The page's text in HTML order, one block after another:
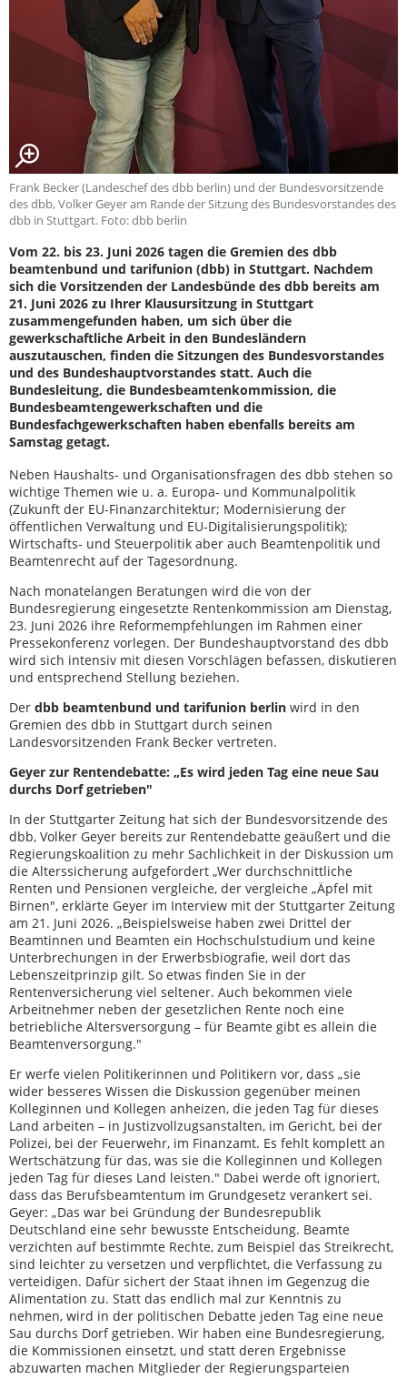
Frank Becker (Landeschef des dbb berlin) und der Bundesvorsitzende
des dbb, Volker Geyer am Rande der Sitzung des Bundesvorstandes des
dbb in Stuttgart. Foto: dbb berlin
Vom 22. bis 23. Juni 2026 tagen die Gremien des dbb
beamtenbund und tarifunion (dbb) in Stuttgart. Nachdem
sich die Vorsitzenden der Landesbünde des dbb bereits am
21. Juni 2026 zu Ihrer Klausursitzung in Stuttgart
zusammengefunden haben, um sich über die
gewerkschaftliche Arbeit in den Bundesländern
auszutauschen, finden die Sitzungen des Bundesvorstandes
und des Bundeshauptvorstandes statt. Auch die
Bundesleitung, die Bundesbeamtenkommission, die
Bundesbeamtengewerkschaften und die
Bundesfachgewerkschaften haben ebenfalls bereits am
Samstag getagt.
Neben Haushalts- und Organisationsfragen des dbb stehen so
wichtige Themen wie u. a. Europa- und Kommunalpolitik
(Zukunft der EU-Finanzarchitektur; Modernisierung der
öffentlichen Verwaltung und EU-Digitalisierungspolitik);
Wirtschafts- und Steuerpolitik aber auch Beamtenpolitik und
Beamtenrecht auf der Tagesordnung.
Nach monatelangen Beratungen wird die von der
Bundesregierung eingesetzte Rentenkommission am Dienstag,
23. Juni 2026 ihre Reformempfehlungen im Rahmen einer
Pressekonferenz vorlegen. Der Bundeshauptvorstand des dbb
wird sich intensiv mit diesen Vorschlägen befassen, diskutieren
und entsprechend Stellung beziehen.
Der dbb beamtenbund und tarifunion berlin wird in den
Gremien des dbb in Stuttgart durch seinen
Landesvorsitzenden Frank Becker vertreten.
Geyer zur Rentendebatte: „Es wird jeden Tag eine neue Sau
durchs Dorf getrieben"
In der Stuttgarter Zeitung hat sich der Bundesvorsitzende des
dbb, Volker Geyer bereits zur Rentendebatte geäußert und die
Regierungskoalition zu mehr Sachlichkeit in der Diskussion um
die Alterssicherung aufgefordert „Wer durchschnittliche
Renten und Pensionen vergleiche, der vergleiche „Äpfel mit
Birnen", erklärte Geyer im Interview mit der Stuttgarter Zeitung
am 21. Juni 2026. „Beispielsweise haben zwei Drittel der
Beamtinnen und Beamten ein Hochschulstudium und keine
Unterbrechungen in der Erwerbsbiografie, weil dort das
Lebenszeitprinzip gilt. So etwas finden Sie in der
Rentenversicherung viel seltener. Auch bekommen viele
Arbeitnehmer neben der gesetzlichen Rente noch eine
betriebliche Altersversorgung – für Beamte gibt es allein die
Beamtenversorgung."
Er werfe vielen Politikerinnen und Politikern vor, dass „sie
wider besseres Wissen die Diskussion gegenüber meinen
Kolleginnen und Kollegen anheizen, die jeden Tag für dieses
Land arbeiten – in Justizvollzugsanstalten, im Gericht, bei der
Polizei, bei der Feuerwehr, im Finanzamt. Es fehlt komplett an
Wertschätzung für das, was sie die Kolleginnen und Kollegen
jeden Tag für dieses Land leisten." Dabei werde oft ignoriert,
dass das Berufsbeamtentum im Grundgesetz verankert sei.
Geyer: „Das war bei Gründung der Bundesrepublik
Deutschland eine sehr bewusste Entscheidung. Beamte
verzichten auf bestimmte Rechte, zum Beispiel das Streikrecht,
sind leichter zu versetzen und verpflichtet, die Verfassung zu
verteidigen. Dafür sichert der Staat ihnen im Gegenzug die
Alimentation zu. Statt das endlich mal zur Kenntnis zu
nehmen, wird in der politischen Debatte jeden Tag eine neue
Sau durchs Dorf getrieben. Wir haben eine Bundesregierung,
die Kommissionen einsetzt, und statt deren Ergebnisse
abzuwarten machen Mitglieder der Regierungsparteien